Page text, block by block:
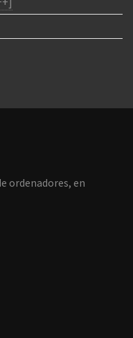
ordenadores, en